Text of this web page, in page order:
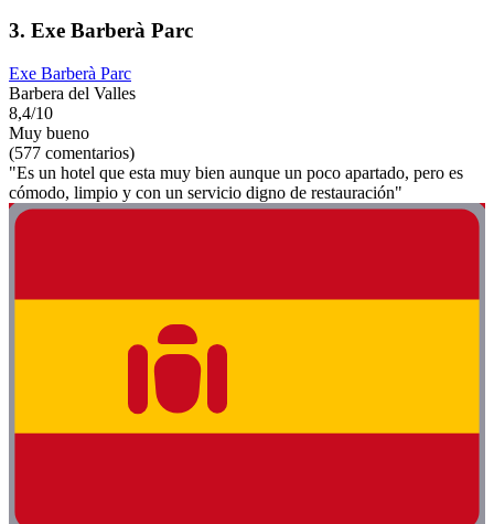
3. Exe Barberà Parc
Exe Barberà Parc
Barbera del Valles
8,4/10
Muy bueno
(577 comentarios)
"Es un hotel que esta muy bien aunque un poco apartado, pero es
cómodo, limpio y con un servicio digno de restauración"